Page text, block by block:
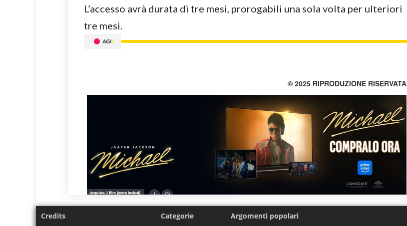
L’accesso avrà durata di tre mesi, prorogabili una sola volta per ulteriori
tre mesi.
© 2025 RIPRODUZIONE RISERVATA
Credits Categorie Argomenti popolari